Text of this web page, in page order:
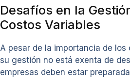
Desafíos en la
Costos Variables
A pesar de la importancia de los
su gestión no está exenta de
empresas deben estar